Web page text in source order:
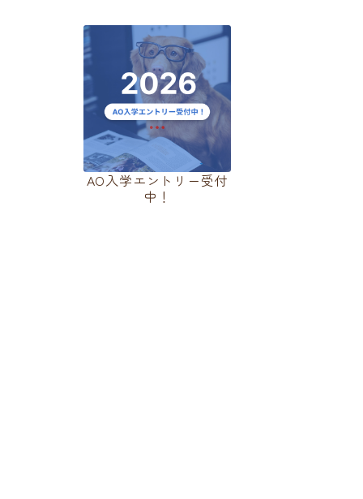
お知らせ
コラム記事
個人情報保護につい
て
情報公開
お問い合わせ
AO入学エントリー受付
中！